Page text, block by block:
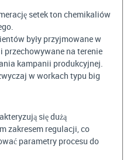
setek ton chemikaliów
były przyjmowane w
przechowywane na terenie
kampanii produkcyjnej.
w workach typu big
się dużą
zakresem regulacji, co
parametry procesu do